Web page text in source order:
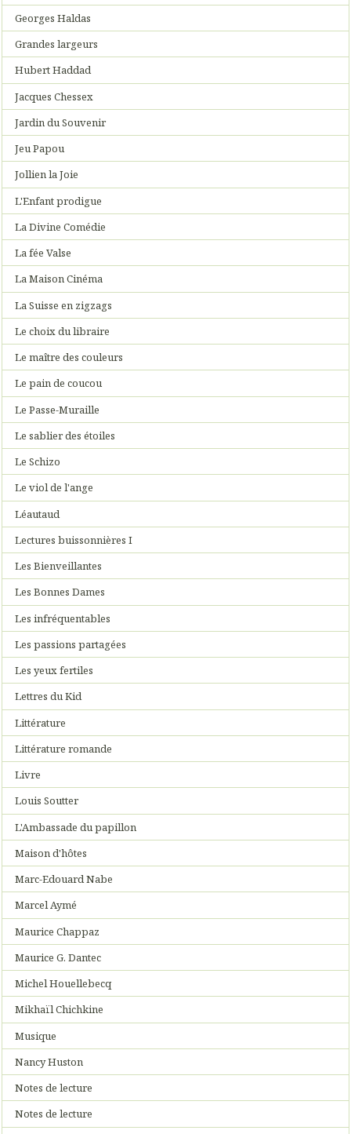
Georges Haldas
Grandes largeurs
Hubert Haddad
Jacques Chessex
Jardin du Souvenir
Jeu Papou
Jollien la Joie
L'Enfant prodigue
La Divine Comédie
La fée Valse
La Maison Cinéma
La Suisse en zigzags
Le choix du libraire
Le maître des couleurs
Le pain de coucou
Le Passe-Muraille
Le sablier des étoiles
Le Schizo
Le viol de l'ange
Léautaud
Lectures buissonnières I
Les Bienveillantes
Les Bonnes Dames
Les infréquentables
Les passions partagées
Les yeux fertiles
Lettres du Kid
Littérature
Littérature romande
Livre
Louis Soutter
L'Ambassade du papillon
Maison d'hôtes
Marc-Edouard Nabe
Marcel Aymé
Maurice Chappaz
Maurice G. Dantec
Michel Houellebecq
Mikhaïl Chichkine
Musique
Nancy Huston
Notes de lecture
Notes de lecture